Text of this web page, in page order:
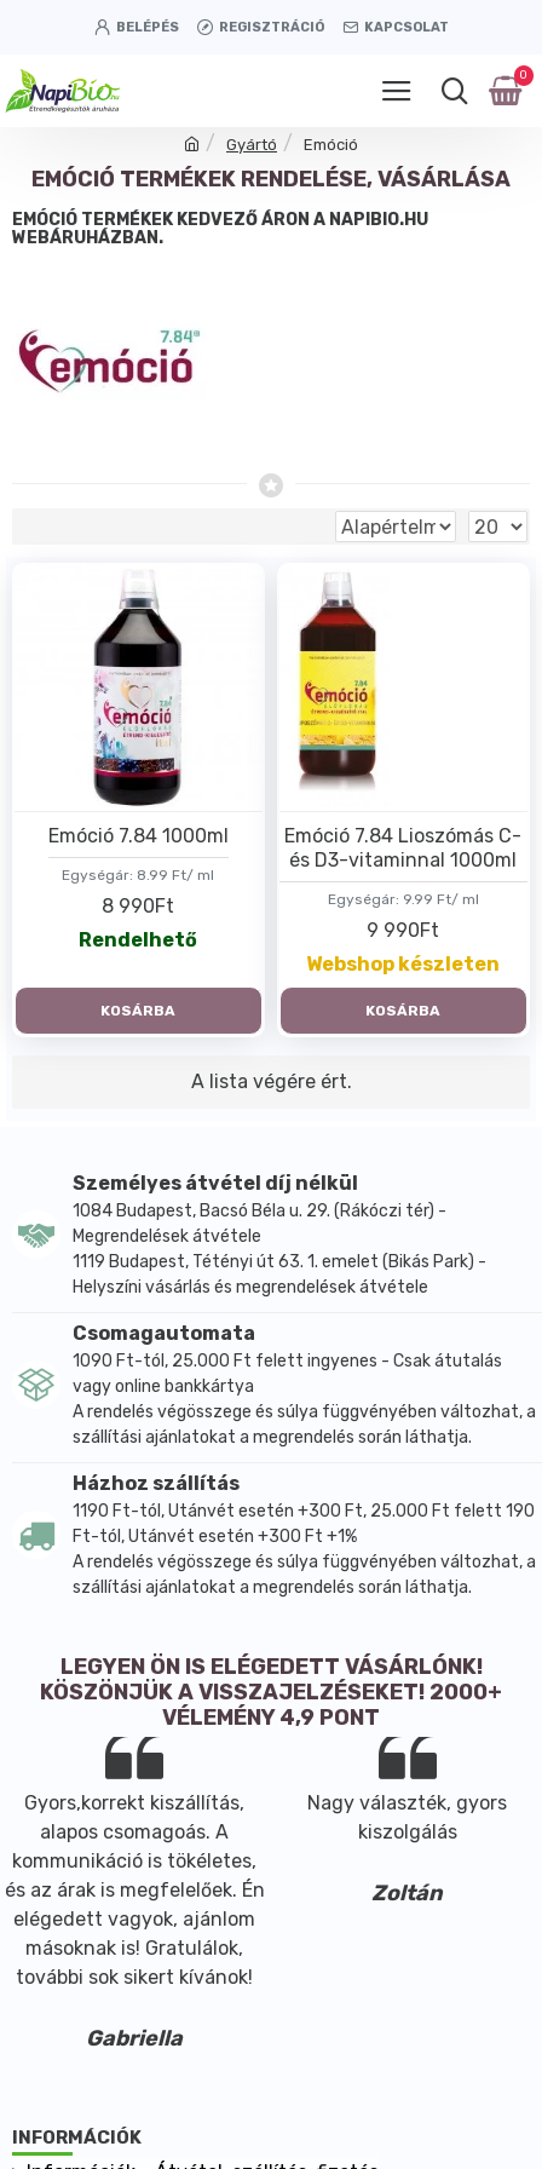
BELÉPÉS REGISZTRÁCIÓ KAPCSOLAT
0
Gyártó Emóció
EMÓCIÓ TERMÉKEK RENDELÉSE, VÁSÁRLÁSA
EMÓCIÓ TERMÉKEK KEDVEZŐ ÁRON A NAPIBIO.HU
WEBÁRUHÁZBAN.
Egységár: 8.99 Ft/ ml
Emóció 7.84 1000ml
8 990Ft
Rendelhető
KOSÁRBA
Egységár: 9.99 Ft/ ml
Emóció 7.84 Lioszómás C-
és D3-vitaminnal 1000ml
9 990Ft
Webshop készleten
KOSÁRBA
A lista végére ért.
Személyes átvétel díj nélkül
1084 Budapest, Bacsó Béla u. 29. (Rákóczi tér) -
Megrendelések átvétele
1119 Budapest, Tétényi út 63. 1. emelet (Bikás Park) -
Helyszíni vásárlás és megrendelések átvétele
Csomagautomata
1090 Ft-tól, 25.000 Ft felett ingyenes - Csak átutalás
vagy online bankkártya
A rendelés végösszege és súlya függvényében változhat, a
szállítási ajánlatokat a megrendelés során láthatja.
Házhoz szállítás
1190 Ft-tól, Utánvét esetén +300 Ft, 25.000 Ft felett 190
Ft-tól, Utánvét esetén +300 Ft +1%
A rendelés végösszege és súlya függvényében változhat, a
szállítási ajánlatokat a megrendelés során láthatja.
LEGYEN ÖN IS ELÉGEDETT VÁSÁRLÓNK!
KÖSZÖNJÜK A VISSZAJELZÉSEKET! 2000+
VÉLEMÉNY 4,9 PONT
Gyors,korrekt kiszállítás,
alapos csomagoás. A
kommunikáció is tökéletes,
és az árak is megfelelőek. Én
elégedett vagyok, ajánlom
másoknak is! Gratulálok,
további sok sikert kívánok!
Gabriella
Nagy választék, gyors
kiszolgálás
Zoltán
INFORMÁCIÓK